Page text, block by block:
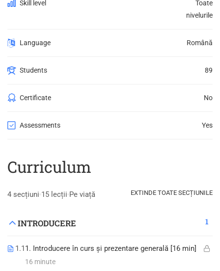
Skill level
Toate
nivelurile
Language Română
Students 89
Certificate No
Assessments Yes
Curriculum
4 secțiuni 15 lecții Pe viață EXTINDE TOATE SECȚIUNILE
INTRODUCERE 1
1.11. Introducere în curs și prezentare generală [16 min]
16 minute